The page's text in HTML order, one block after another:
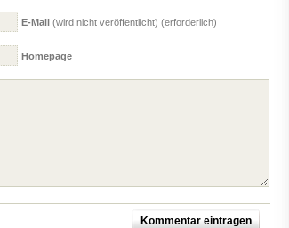
E-Mail (wird nicht veröffentlicht) (erforderlich)
Homepage